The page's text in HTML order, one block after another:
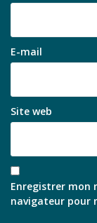
E-mail
Site web
Enregistrer mon
navigateur pour